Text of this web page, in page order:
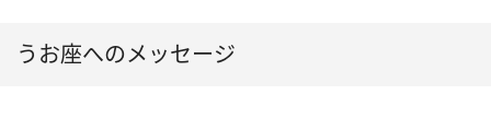
うお座へのメッセージ